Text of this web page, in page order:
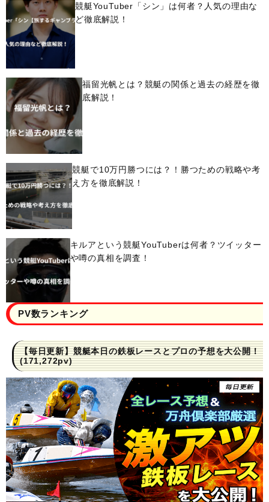
競艇YouTuber「シン」は何者？人気の理由な
ど徹底解説！
福留光帆とは？競艇の関係と過去の経歴を徹
底解説！
競艇で10万円勝つには？！勝つための戦略や考
え方を徹底解説！
キルアという競艇YouTuberは何者？ツイッター
や噂の真相を調査！
PV数ランキング
【毎日更新】競艇本日の鉄板レースとプロの予想を大公開！
(171,272pv)